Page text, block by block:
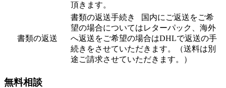
頂きます。
書類の返送
書類の返送手続き 国内にご返送をご希
望の場合についてはレターパック、海外
へ返送をご希望の場合はDHLで返送の手
続きをさせていただきます。（送料は別
途ご請求させていただきます。）
無料相談